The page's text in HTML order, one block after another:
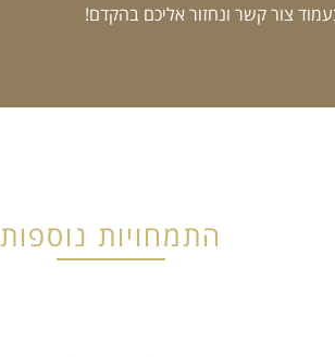
צור קשר ונחזור אליכם בהקדם!
התמחויות נוספות